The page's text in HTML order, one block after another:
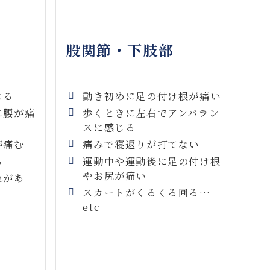
が痛
む
あ
股関節・下肢部
動き初めに足の付け根が痛い
歩くときに左右でアンバラン
スに感じる
痛みで寝返りが打てない
運動中や運動後に足の付け根
やお尻が痛い
スカートがくるくる回る…
etc